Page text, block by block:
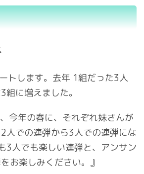
トします。去年 1組だった3人
に増えました。
今年の春に、それぞれ妹さんが
人での連弾から3人での連弾にな
3人でも楽しい連弾と、アンサン
お楽しみください。』